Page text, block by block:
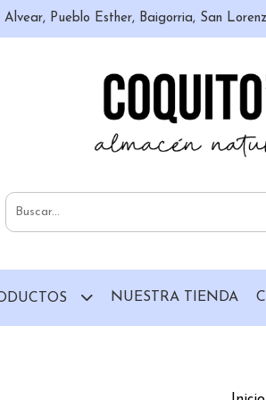
Alvear, Pueblo Esther, Baigorria, San
NUESTRA TIENDA